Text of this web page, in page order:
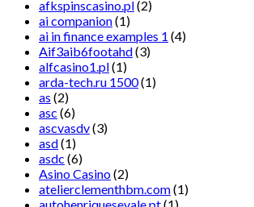
afkspinscasino.pl(2)
ai companion(1)
ai in finance examples 1 (4)
Aif3aib6footahd(3)
alfcasino1.pl(1)
arda-tech.ru 1500(1)
as (2)
asc (6)
ascvasdv(3)
asd(1)
asdc (6)
Asino Casino(2)
atelierclementhbm.com(1)
autohenriquesevale.pt(1)